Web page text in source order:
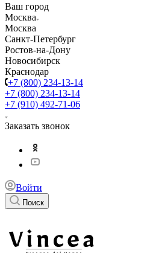
Ваш город
Москва
Москва
Санкт-Петербург
Ростов-на-Дону
Новосибирск
Краснодар
+7 (800) 234-13-14
+7 (800) 234-13-14
+7 (910) 492-71-06
Заказать звонок
Войти
Поиск